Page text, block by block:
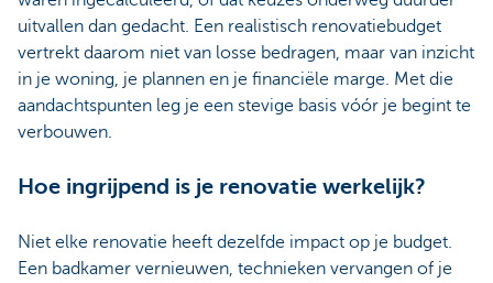
uitvallen dan gedacht. Een realistisch renovatiebudget
vertrekt daarom niet van losse bedragen, maar van inzicht
in je woning, je plannen en je financiële marge. Met die
aandachtspunten leg je een stevige basis vóór je begint te
verbouwen.
Hoe ingrijpend is je renovatie werkelijk?
Niet elke renovatie heeft dezelfde impact op je budget.
Een badkamer vernieuwen, technieken vervangen of je